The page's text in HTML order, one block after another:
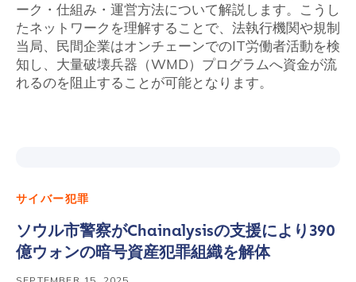
ーク・仕組み・運営方法について解説します。こうし
たネットワークを理解することで、法執行機関や規制
当局、民間企業はオンチェーンでのIT労働者活動を検
知し、大量破壊兵器（WMD）プログラムへ資金が流
れるのを阻止することが可能となります。
サイバー犯罪
ソウル市警察がChainalysisの支援により390
億ウォンの暗号資産犯罪組織を解体